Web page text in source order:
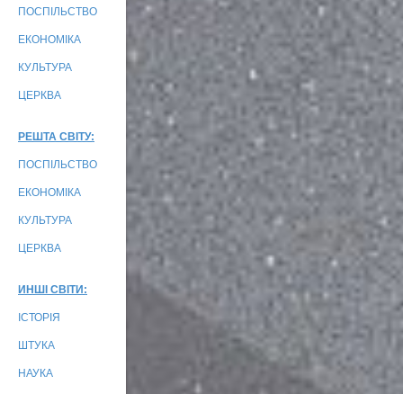
ПОСПІЛЬСТВО
ЕКОНОМІКА
КУЛЬТУРА
ЦЕРКВА
РЕШТА СВІТУ:
ПОСПІЛЬСТВО
ЕКОНОМІКА
КУЛЬТУРА
ЦЕРКВА
ИНШІ СВІТИ:
ІСТОРІЯ
ШТУКА
НАУКА